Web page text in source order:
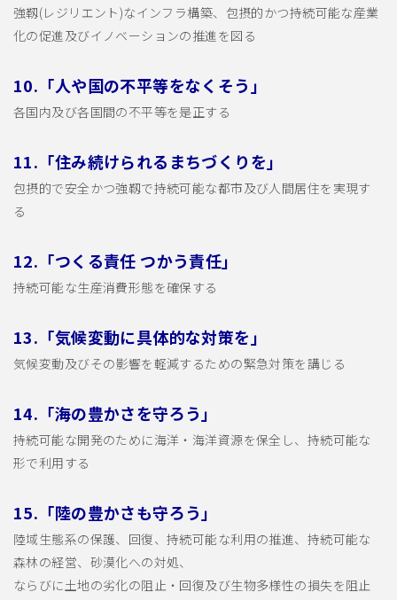
強靱(レジリエント)なインフラ構築、包摂的かつ持続可能な産業
化の促進及びイノベーションの推進を図る
10.「人や国の不平等をなくそう」
各国内及び各国間の不平等を是正する
11.「住み続けられるまちづくりを」
包摂的で安全かつ強靱で持続可能な都市及び人間居住を実現す
る
12.「つくる責任 つかう責任」
持続可能な生産消費形態を確保する
13.「気候変動に具体的な対策を」
気候変動及びその影響を軽減するための緊急対策を講じる
14.「海の豊かさを守ろう」
持続可能な開発のために海洋・海洋資源を保全し、持続可能な
形で利用する
15.「陸の豊かさも守ろう」
陸域生態系の保護、回復、持続可能な利用の推進、持続可能な
森林の経営、砂漠化への対処、
ならびに土地の劣化の阻止・回復及び生物多様性の損失を阻止